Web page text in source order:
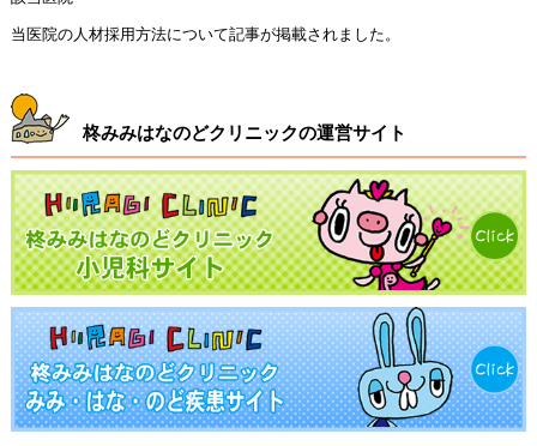
当医院の人材採用方法について記事が掲載されました。
柊みみはなのどクリニックの運営サイト